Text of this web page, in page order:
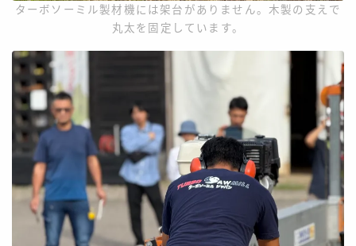
ターボソーミル製材機には架台がありません。木製の支えで
丸太を固定しています。